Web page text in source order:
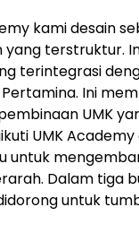
kami desain
yang terstruktur.
terintegrasi
Ini
UMK
UMK
untuk
Dalam tiga
untuk